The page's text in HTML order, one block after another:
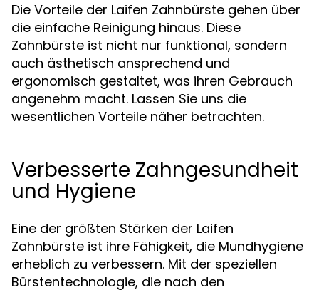
Die Vorteile der Laifen Zahnbürste gehen über
die einfache Reinigung hinaus. Diese
Zahnbürste ist nicht nur funktional, sondern
auch ästhetisch ansprechend und
ergonomisch gestaltet, was ihren Gebrauch
angenehm macht. Lassen Sie uns die
wesentlichen Vorteile näher betrachten.
Verbesserte Zahngesundheit
und Hygiene
Eine der größten Stärken der Laifen
Zahnbürste ist ihre Fähigkeit, die Mundhygiene
erheblich zu verbessern. Mit der speziellen
Bürstentechnologie, die nach den